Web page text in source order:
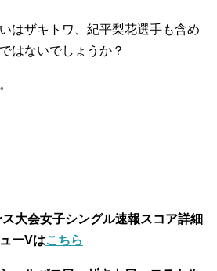
はザキトワ、紀平梨花選手も含め
はないでしょうか？
大会女子シングル速報スコア詳細
ーVはこちら